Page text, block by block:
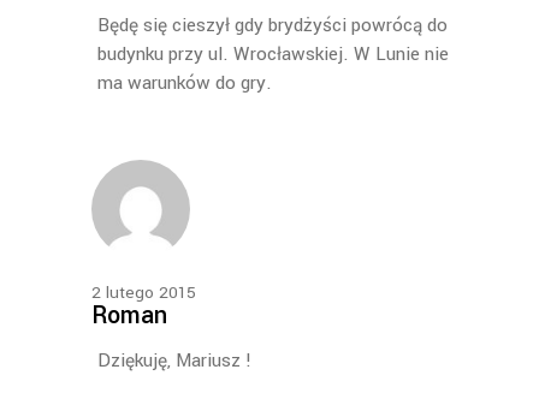
Będę się cieszył gdy brydżyści powrócą do
budynku przy ul. Wrocławskiej. W Lunie nie
ma warunków do gry.
2 lutego 2015
Roman
Dziękuję, Mariusz !